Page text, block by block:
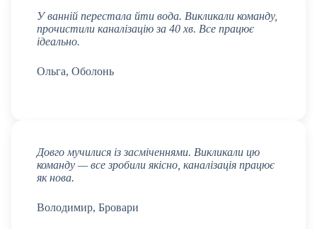
У ванній перестала йти вода. Викликали команду,
прочистили каналізацію за 40 хв. Все працює
ідеально.
Ольга, Оболонь
Довго мучилися із засміченнями. Викликали цю
команду — все зробили якісно, каналізація працює
як нова.
Володимир, Бровари